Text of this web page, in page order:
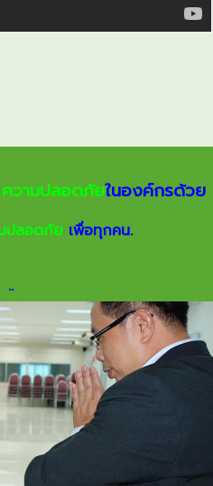
วามปลอดภัยในองค์กรด้วย
ปลอดภัย เพื่อทุกคน.
..